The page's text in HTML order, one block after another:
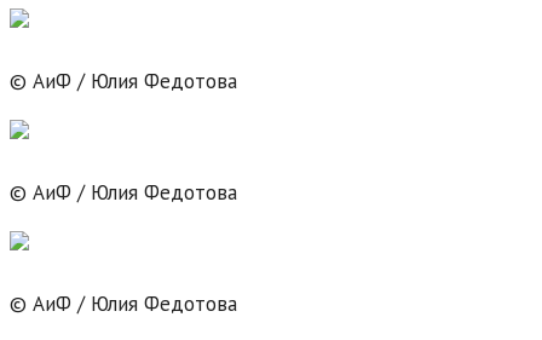
© АиФ / Юлия Федотова
© АиФ / Юлия Федотова
© АиФ / Юлия Федотова